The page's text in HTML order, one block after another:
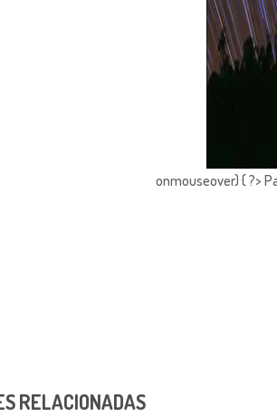
onmouseover) { ?>
RELACIONADAS